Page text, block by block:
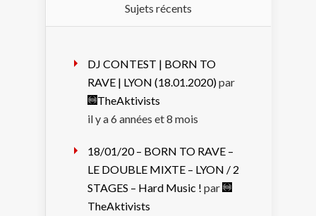
Sujets récents
DJ CONTEST | BORN TO
RAVE | LYON (18.01.2020)par
TheAktivists
il y a 6 années et 8 mois
18/01/20 – BORN TO RAVE –
LE DOUBLE MIXTE – LYON / 2
STAGES – Hard Music ! par
TheAktivists